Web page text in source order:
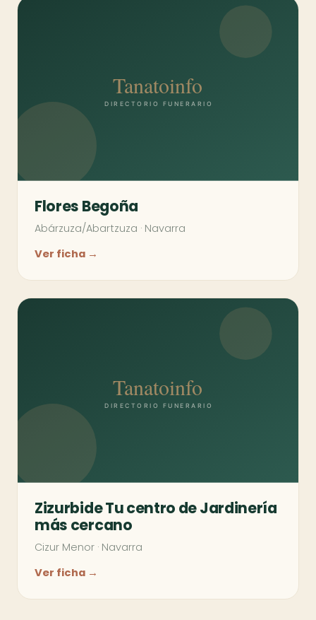
Flores Begoña
Abárzuza/Abartzuza · Navarra
Ver ficha →
Zizurbide Tu centro de Jardinería
más cercano
Cizur Menor · Navarra
Ver ficha →